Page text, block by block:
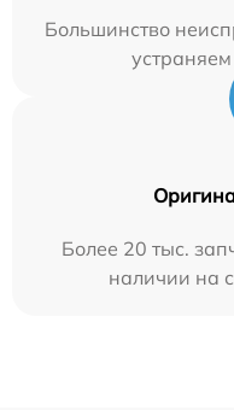
Большинство
Более 20 тыс.
наличии на